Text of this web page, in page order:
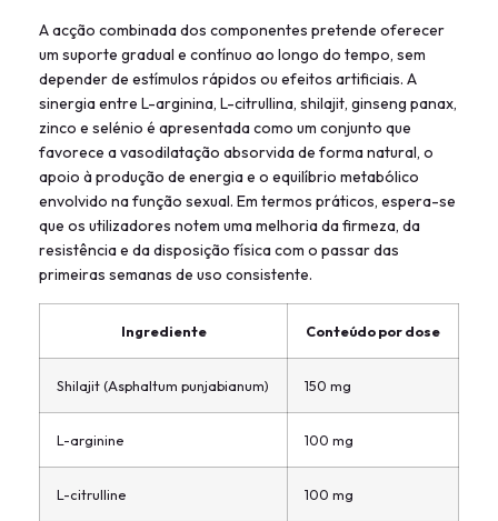
A acção combinada dos componentes pretende oferecer
um suporte gradual e contínuo ao longo do tempo, sem
depender de estímulos rápidos ou efeitos artificiais. A
sinergia entre L-arginina, L-citrullina, shilajit, ginseng panax,
zinco e selénio é apresentada como um conjunto que
favorece a vasodilatação absorvida de forma natural, o
apoio à produção de energia e o equilíbrio metabólico
envolvido na função sexual. Em termos práticos, espera-se
que os utilizadores notem uma melhoria da firmeza, da
resistência e da disposição física com o passar das
primeiras semanas de uso consistente.
Ingrediente Conteúdo por dose
Shilajit (Asphaltum punjabianum) 150 mg
L-arginine 100 mg
L-citrulline 100 mg